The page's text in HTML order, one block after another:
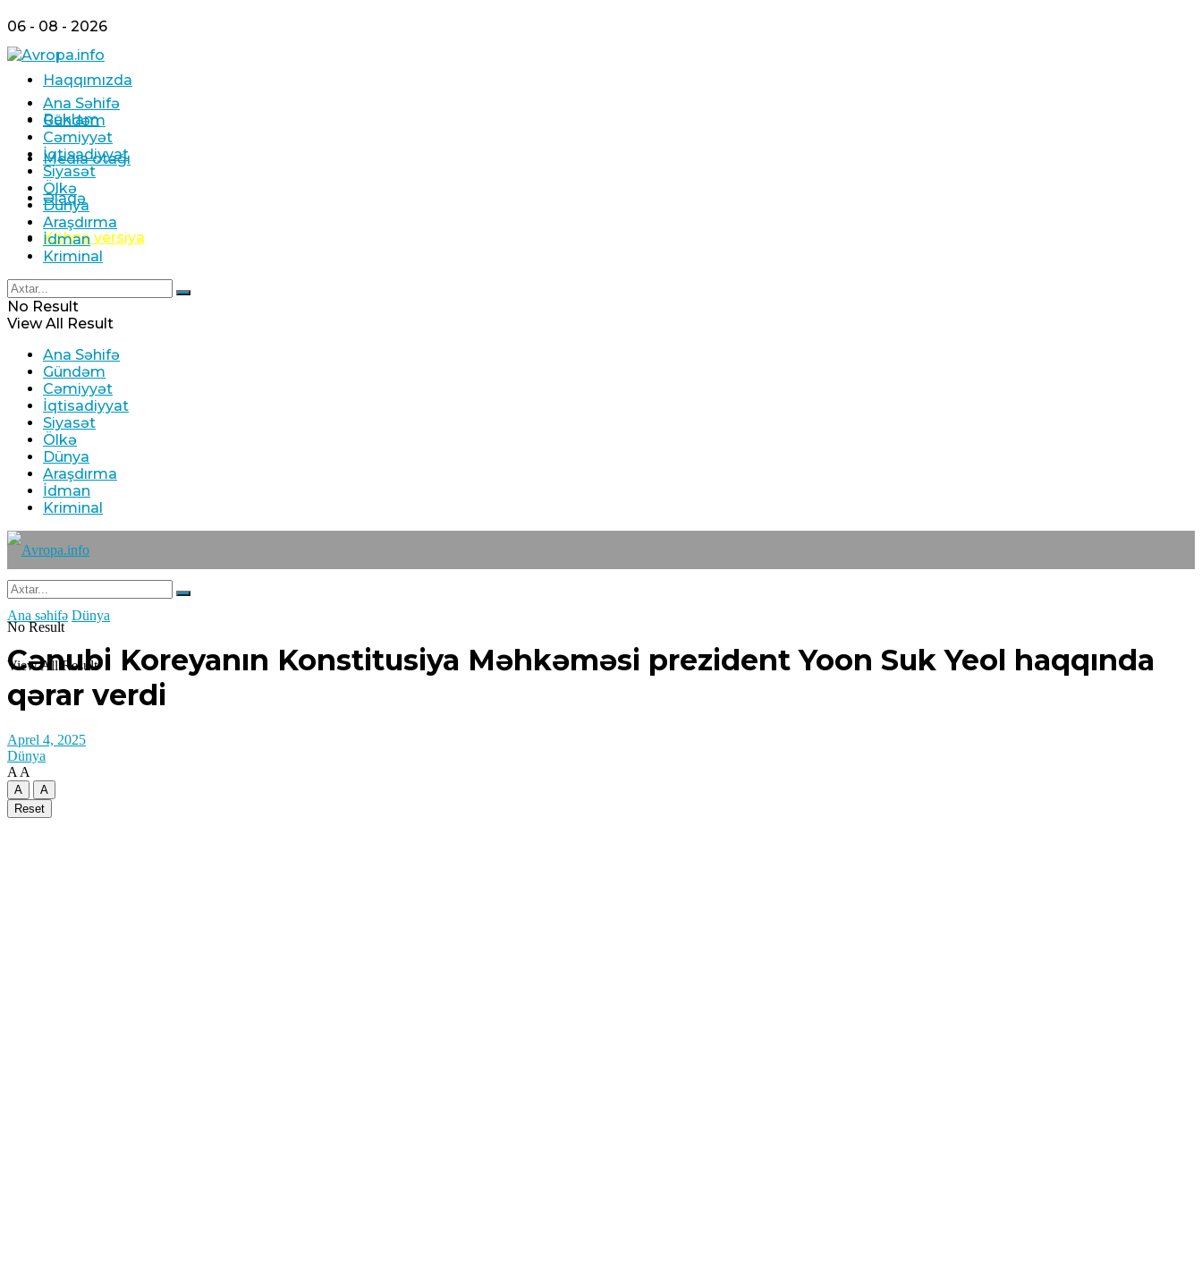
06 - 08 - 2026
Haqqımızda
Reklam
Media otağı
Əlaqə
Köhnə versiya
Ana Səhifə
Gündəm
Cəmiyyət
İqtisadiyyat
Siyasət
Ölkə
Dünya
Araşdırma
İdman
Kriminal
No Result
View All Result
Ana Səhifə
Gündəm
Cəmiyyət
İqtisadiyyat
Siyasət
Ölkə
Dünya
Araşdırma
İdman
Kriminal
No Result
View All Result
Ana səhifə Dünya
Cənubi Koreyanın Konstitusiya Məhkəməsi prezident Yoon Suk Yeol haqqında
qərar verdi
Aprel 4, 2025
Dünya
A A
A
A
Reset